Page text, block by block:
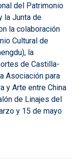
del Patrimonio
la Junta de
la colaboración
Cultural de
la
de Castilla-
Asociación para
y Arte entre China
de Linajes del
y 15 de mayo